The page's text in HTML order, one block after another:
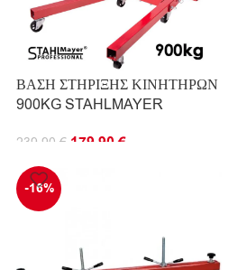
ΒΑΣΗ ΣΤΗΡΙΞΗΣ ΚΙΝΗΤΗΡΩΝ
900KG STAHLMAYER
239.90 € 179.90€
ΠΡΟΣΘΉΚΗ ΣΤΟ ΚΑΛΆΘΙ
-16%